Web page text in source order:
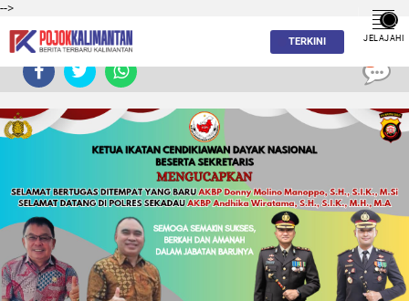
-->
TERKINI JELAJAHI